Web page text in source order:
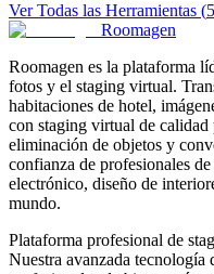
Ver Todas las Herramientas (
Roomagen
Roomagen es la plataforma
fotos y el staging virtual.
habitaciones de hotel,
con staging virtual de
eliminación de objetos y
confianza de profesionales
electrónico, diseño de
mundo.
Plataforma profesional de
Nuestra avanzada tecnología